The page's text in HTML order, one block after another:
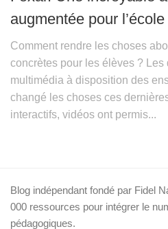
augmentée pour l’école
Comment rendre les choses
concrètes pour les élèves ? Les
multimédia à disposition des
changé les choses ces
interactifs, vidéos ont permis...
Blog indépendant fondé par Fidel
000 ressources pour intégrer le
pédagogiques.